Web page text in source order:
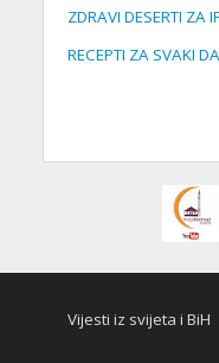
ZDRAVI DESERTI ZA
RECEPTI ZA SVAKI
Vijesti iz svijeta i BiH